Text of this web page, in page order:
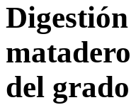
Digestión
del